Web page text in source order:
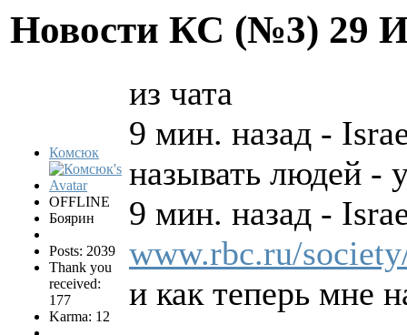
Новости КС (№3) 29
Комсюк
OFFLINE
Боярин
Posts: 2039
Thank you
received:
177
Karma: 12
из чата
9 мин. назад -
называть людей -
9 мин. назад -
www.rbc.ru/
и как теперь мне